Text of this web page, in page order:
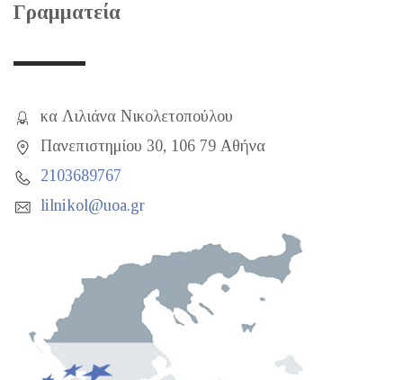
Γραμματεία
κα Λιλιάνα Νικολετοπούλου
Πανεπιστημίου 30, 106 79 Αθήνα
2103689767
lilnikol@uoa.gr